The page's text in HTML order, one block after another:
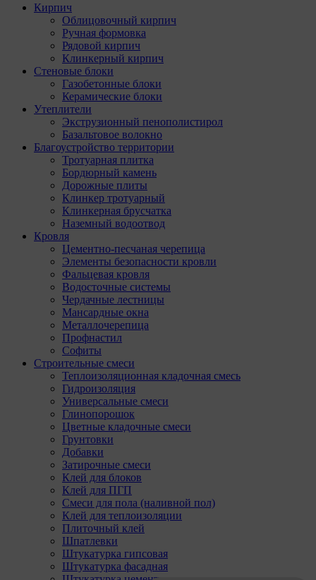
Кирпич
Облицовочный кирпич
Ручная формовка
Рядовой кирпич
Клинкерный кирпич
Стеновые блоки
Газобетонные блоки
Керамические блоки
Утеплители
Экструзионный пенополистирол
Базальтовое волокно
Благоустройство территории
Тротуарная плитка
Бордюрный камень
Дорожные плиты
Клинкер тротуарный
Клинкерная брусчатка
Наземный водоотвод
Кровля
Цементно-песчаная черепица
Элементы безопасности кровли
Фальцевая кровля
Водосточные системы
Чердачные лестницы
Мансардные окна
Металлочерепица
Профнастил
Софиты
Строительные смеси
Теплоизоляционная кладочная смесь
Гидроизоляция
Универсальные смеси
Глинопорошок
Цветные кладочные смеси
Грунтовки
Добавки
Затирочные смеси
Клей для блоков
Клей для ПГП
Смеси для пола (наливной пол)
Клей для теплоизоляции
Плиточный клей
Шпатлевки
Штукатурка гипсовая
Штукатурка фасадная